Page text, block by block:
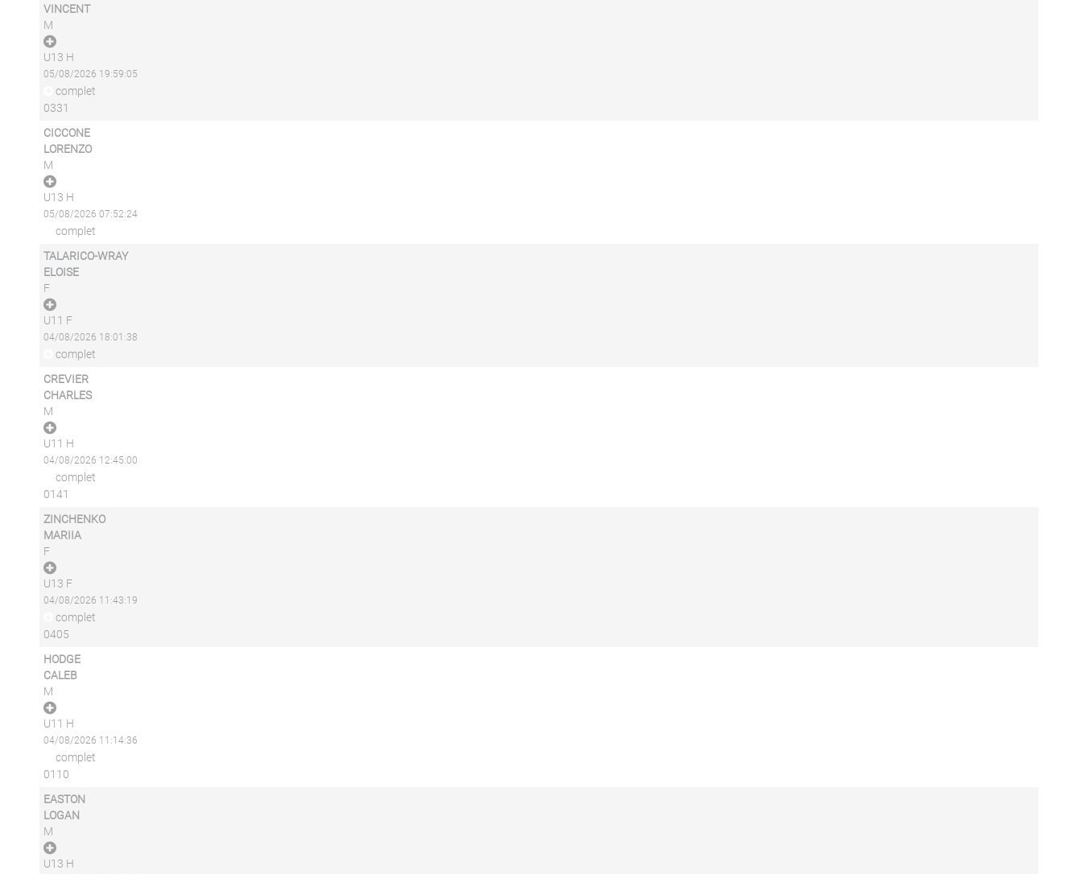
VINCENT
M
U13 H
05/08/2026 19:59:05
complet
0331
CICCONE
LORENZO
M
U13 H
05/08/2026 07:52:24
complet
TALARICO-WRAY
ELOISE
F
U11 F
04/08/2026 18:01:38
complet
CREVIER
CHARLES
M
U11 H
04/08/2026 12:45:00
complet
0141
ZINCHENKO
MARIIA
F
U13 F
04/08/2026 11:43:19
complet
0405
HODGE
CALEB
M
U11 H
04/08/2026 11:14:36
complet
0110
EASTON
LOGAN
M
U13 H